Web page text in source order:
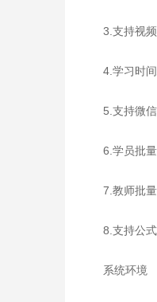
3.支持视
4.学习时
5.支持微
6.学员批
7.教师批
8.支持公
系统环境